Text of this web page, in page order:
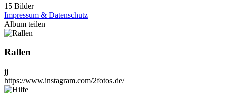
15 Bilder
Impressum & Datenschutz
Album teilen
Rallen
jj
https://www.instagram.com/2fotos.de/